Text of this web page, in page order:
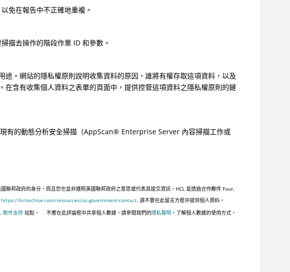
免在報告中不正確地重複。
描去操作的階段作業 ID 和參數。
。網站的隱私權原則說明收集資料的原因、誰將有權存取這項資料，以及
含有收集個人資料之表單的頁面中，提供控管這項資料之隱私權原則的鏈
有的動態分析安全掃描（AppScan® Enterprise Server 內容掃描工作或
聯邦政府的身分，而且您也並非遵照美國聯邦政府之意思或代表其提交資訊。HCL 是透過合作夥伴 Four,
https://hcltechsw.com/resources/us-government-contact. 請不要在此留言方框中提供個人資料。
軟件支持 站點。 不應在此評論框中共享個人數據。請參閱我們的隱私聲明 ，了解個人數據的使用方式。